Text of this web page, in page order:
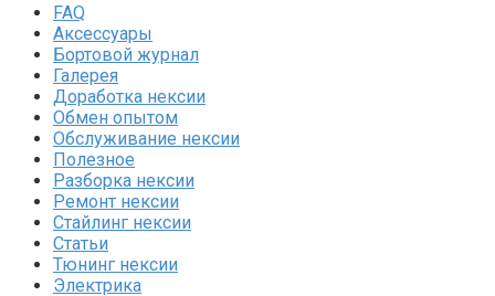
FAQ
Аксессуары
Бортовой журнал
Галерея
Доработка нексии
Обмен опытом
Обслуживание нексии
Полезное
Разборка нексии
Ремонт нексии
Стайлинг нексии
Статьи
Тюнинг нексии
Электрика